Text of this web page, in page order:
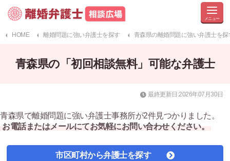
HOME 離婚問題に強い弁護士を探す 青森県の離婚問題に強い弁護士を探
青森県の「初回相談無料」可能な弁護士
最終更新日:2026年07月30日
青森県で離婚問題に強い弁護士事務所が2件見つかりました。
お電話またはメールにてお気軽にお問い合わせください。
市区町村から弁護士を探す